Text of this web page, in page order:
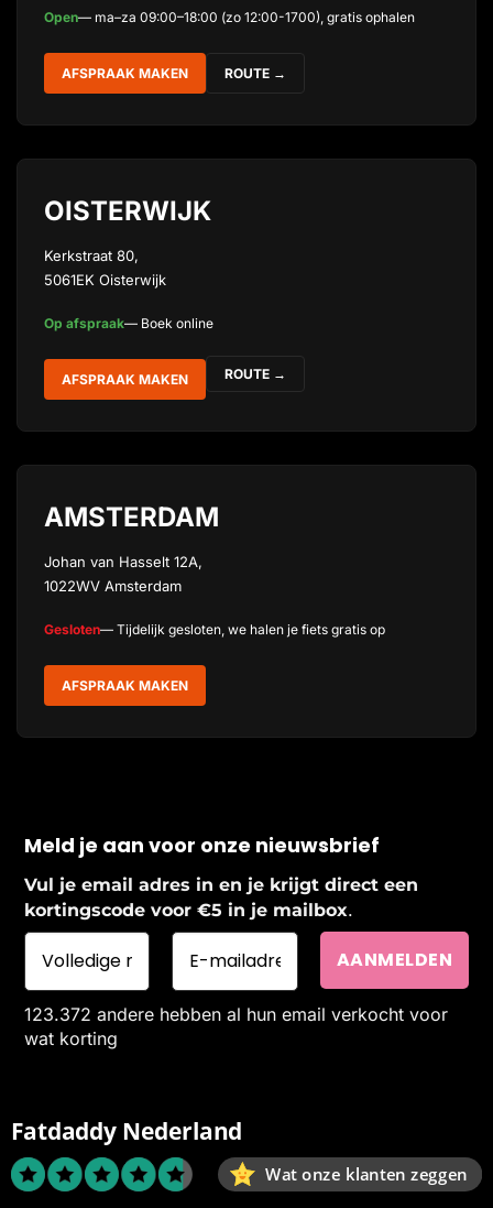
Open— ma–za 09:00–18:00 (zo 12:00-1700), gratis ophalen
AFSPRAAK MAKEN ROUTE →
OISTERWIJK
Kerkstraat 80,
5061EK Oisterwijk
Op afspraak— Boek online
AFSPRAAK MAKEN ROUTE →
AMSTERDAM
Johan van Hasselt 12A,
1022WV Amsterdam
Gesloten— Tijdelijk gesloten, we halen je fiets gratis op
AFSPRAAK MAKEN
Meld je aan voor onze nieuwsbrief
Vul je email adres in en je krijgt direct een
kortingscode voor €5 in je mailbox.
123.372 andere hebben al hun email verkocht voor
wat korting
Fatdaddy Nederland
Wat onze klanten zeggen